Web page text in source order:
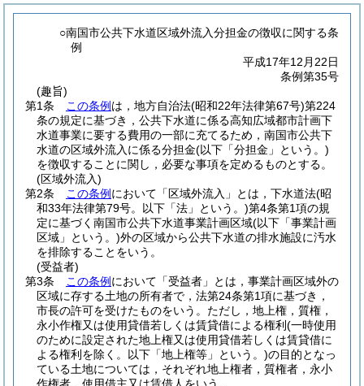
○南国市公共下水道区域外流入分担金の徴収に関する条
例
平成17年12月22日
条例第35号
(趣旨)
第1条
この条例 は，地方自治法(昭和22年法律第67号)第224
条の規定に基づき，公共下水道に係る高知広域都市計画下
水道事業に要する費用の一部に充てるため，南国市公共下
水道の区域外流入に係る分担金(以下「分担金」という。)
を徴収することに関し，必要な事項を定めるものとする。
(区域外流入)
第2条
この条例 において「区域外流入」とは，下水道法(昭
和33年法律第79号。以下「法」という。)第4条第1項の規
定に基づく南国市公共下水道事業計画区域(以下「事業計画
区域」という。)外の区域から公共下水道の排水施設に汚水
を排除することをいう。
(受益者)
第3条
この条例 において「受益者」とは，事業計画区域外の
区域に存する土地の所有者で，法第24条第1項に基づき，
市長の許可を受けたものをいう。 ただし，地上権，質権，
永小作権又は使用貸借若しくは賃貸借による権利 (一時使用
のために設定された地上権又は使用貸借若しくは賃貸借に
よる権利を除く。以下「地上権等」という。)の目的となっ
ている土地については，それぞれ地上権者，質権者，永小